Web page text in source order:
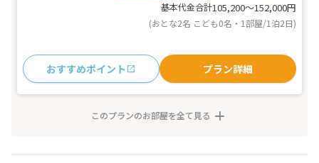
基本代金合計105,200〜152,000円
(おとな2名 こども0名・1部屋/1泊2日)
おすすめポイント プラン詳細
このプランのお部屋を全て見る